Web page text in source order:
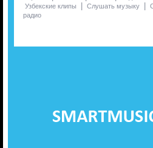
Узбекские клипы | Слушать музыку |
радио